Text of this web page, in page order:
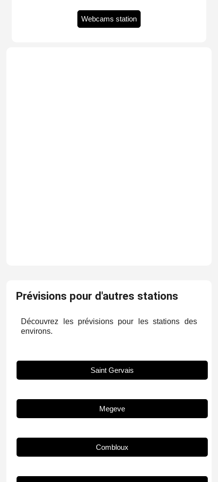
Webcams station
Prévisions pour d'autres stations
Découvrez les prévisions pour les stations des
environs.
Saint Gervais
Megeve
Combloux